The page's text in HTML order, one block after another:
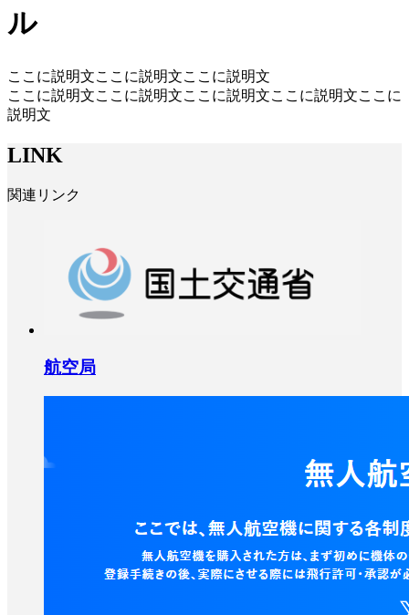
ル
ここに説明文ここに説明文ここに説明文
ここに説明文ここに説明文ここに説明文ここに説明文ここに
説明文
LINK
関連リンク
航空局